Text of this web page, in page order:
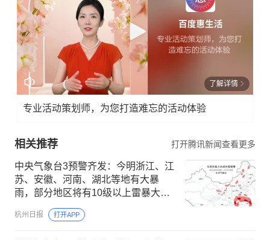
了解详情
专业活动策划师，为您打造难忘的活动体验
相关推荐 打开腾讯新闻查看更多
中央气象台3预警齐发：今明浙江、江
苏、安徽、河南、湖北等地有大暴
雨，部分地区将有10级以上雷暴大
风，最大风力可达11级以上
杭州日报 打开APP